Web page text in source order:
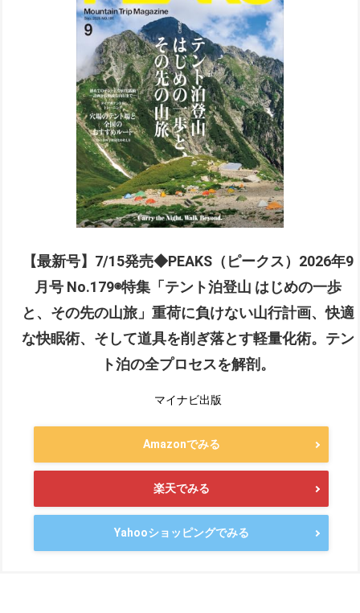
【最新号】7/15発売◆PEAKS（ピークス）2026年9
月号 No.179◉特集「テント泊登山 はじめの一歩
と、その先の山旅」重荷に負けない山行計画、快適
な快眠術、そして道具を削ぎ落とす軽量化術。テン
ト泊の全プロセスを解剖。
マイナビ出版
Amazonでみる
楽天でみる
Yahooショッピングでみる